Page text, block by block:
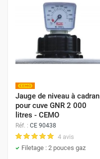
Jauge de niveau à cadran
pour cuve GNR 2 000
litres - CEMO
Réf. : CE 90438
4 avis
Filetage : 2 pouces gaz